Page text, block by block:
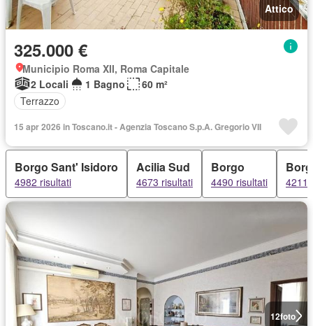
Attico
325.000 €
Municipio Roma XII, Roma Capitale
2 Locali
1 Bagno
60 m²
Terrazzo
15 apr 2026 in Toscano.it - Agenzia Toscano S.p.A. Gregorio VII
Borgo Sant' Isidoro
4982 risultati
Acilia Sud
4673 risultati
Borgo
4490 risultati 4211
12foto